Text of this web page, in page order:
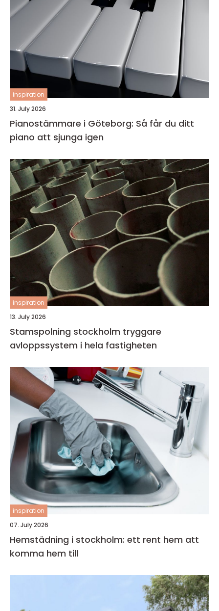
inspiration
31. July 2026
Pianostämmare i Göteborg: Så får du ditt
piano att sjunga igen
inspiration
13. July 2026
Stamspolning stockholm tryggare
avloppssystem i hela fastigheten
inspiration
07. July 2026
Hemstädning i stockholm: ett rent hem att
komma hem till